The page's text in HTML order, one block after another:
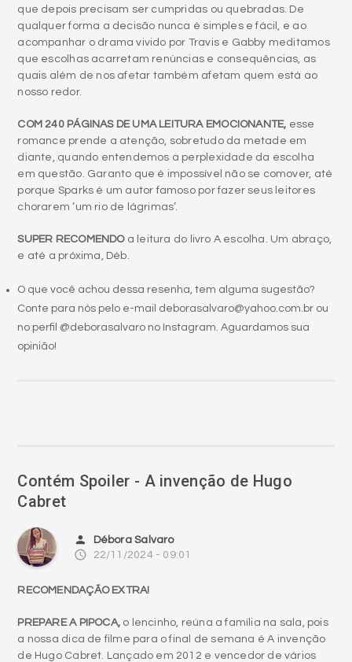
que depois precisam ser cumpridas ou quebradas. De
qualquer forma a decisão nunca é simples e fácil, e ao
acompanhar o drama vivido por Travis e Gabby meditamos
que escolhas acarretam renúncias e consequências, as
quais além de nos afetar também afetam quem está ao
nosso redor.
COM 240 PÁGINAS DE UMA LEITURA EMOCIONANTE, esse
romance prende a atenção, sobretudo da metade em
diante, quando entendemos a perplexidade da escolha
em questão. Garanto que é impossível não se comover, até
porque Sparks é um autor famoso por fazer seus leitores
chorarem ‘um rio de lágrimas’.
SUPER RECOMENDOa leitura do livro A escolha. Um abraço,
e até a próxima, Déb.
O que você achou dessa resenha, tem alguma sugestão?
Conte para nós pelo e-mail deborasalvaro@yahoo.com.br ou
no perfil @deborasalvaro no Instagram. Aguardamos sua
opinião!
Contém Spoiler - A invenção de Hugo
Cabret
person Débora Salvaro
access_time 22/11/2024 - 09:01
RECOMENDAÇÃO EXTRA!
PREPARE A PIPOCA,o lencinho, reúna a família na sala, pois
a nossa dica de filme para o final de semana é A invenção
de Hugo Cabret. Lançado em 2012 e vencedor de vários